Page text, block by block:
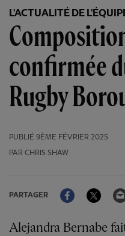
L'ACTUALITÉ DE
confirmée
Rugby
PUBLIÉ 9ÈME FÉVRIER 2025
PAR CHRIS SHAW
PARTAGER
Facebook
Alejandra Bernabe fait ses débuts à Liverpool